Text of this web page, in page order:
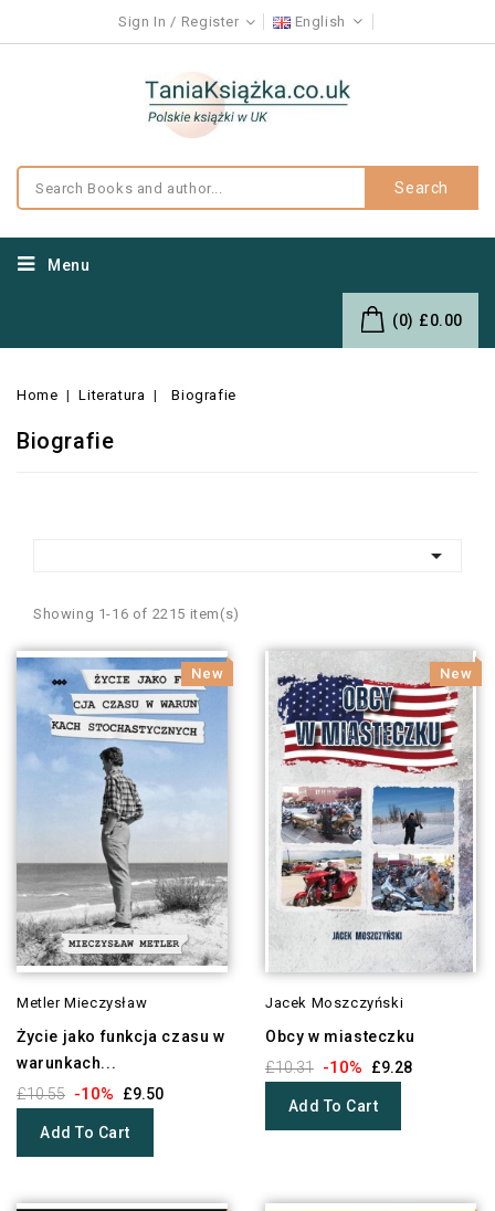
Sign In Register English
Search
Menu
(0) £0.00
Home Literatura Biografie
Biografie

Showing 1-16 of 2215 item(s)
New
Metler Mieczysław
Życie jako funkcja czasu w
warunkach...
£10.55 -10% £9.50
Add To Cart
New
Jacek Moszczyński
Obcy w miasteczku
£10.31 -10% £9.28
Add To Cart